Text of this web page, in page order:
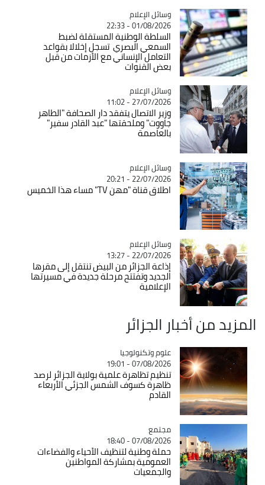
Catégorie
وسائل الإعلام
01/08/2026 - 22:33
السلطة الوطنية المستقلة لضبط
السمعي البصري تسجل إخلالا بقواعد
التعامل الإنساني مع الأزمات من قبل
بعض القنوات
Catégorie
وسائل الإعلام
27/07/2026 - 11:02
وزير الاتصال يتفقد دار الصحافة "الطاهر
جاووت" وملحقتها "عبد القادر سفير"
بالعاصمة
Catégorie
وسائل الإعلام
22/07/2026 - 20:21
اطلاق قناة "مهن TV" مساء هذا الخميس
Catégorie
وسائل الإعلام
22/07/2026 - 13:27
إذاعة الجزائر من البيض تنتقل إلى مقرها
الجديد وتفتتح مرحلة جديدة في مسيرتها
الإعلامية
المزيد من أخبار الجزائر
Catégorie
علوم وتكنولوجيا
07/08/2026 - 19:01
تنظيم تظاهرة علمية بولاية الجزائر لرصد
ظاهرة كسوف الشمس الجزئي الأربعاء
القادم
Catégorie
مجتمع
07/08/2026 - 18:40
حملة وطنية لتنظيف الأحياء والفضاءات
العمومية بمشاركة المواطنين
والجمعيات